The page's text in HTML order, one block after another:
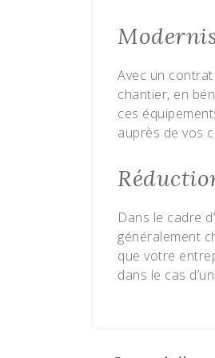
Avec un
chantier, en
ces
auprès de vos
Dans le cadre
généralement
que votre
dans le cas